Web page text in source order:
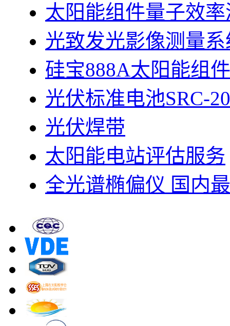
太阳能组件量子效
光致发光影像测量
硅宝888A太阳能组
光伏标准电池SRC-
光伏焊带
太阳能电站评估服务
全光谱椭偏仪 国内